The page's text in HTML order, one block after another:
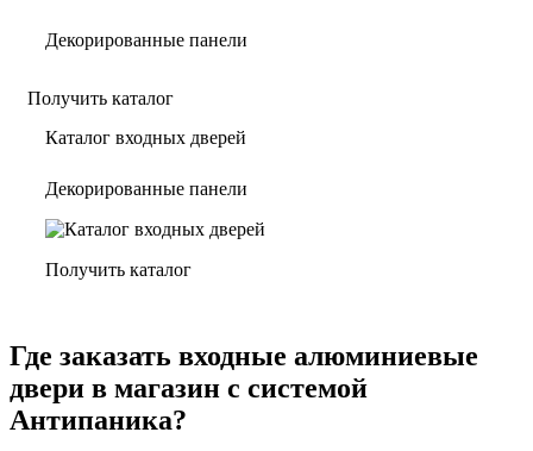
Декорированные панели
Получить каталог
Каталог входных дверей
Декорированные панели
Получить каталог
Где заказать входные алюминиевые
двери в магазин с системой
Антипаника?